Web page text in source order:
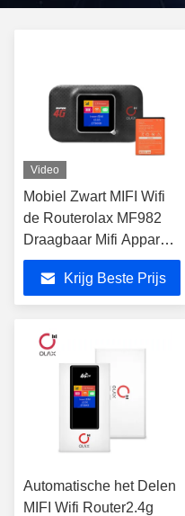
Video
Mobiel Zwart MIFI Wifi
de Routerolax MF982
Draagbaar Mifi Apparaat
van Cat4
Krijg Beste Prijs
Automatische het Delen
MIFI Wifi Router2.4g